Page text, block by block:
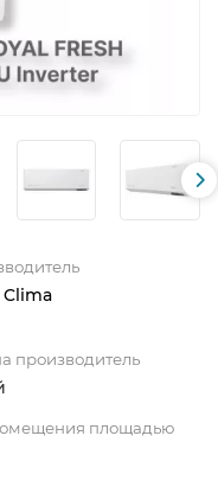
Clima
производитель
площадью